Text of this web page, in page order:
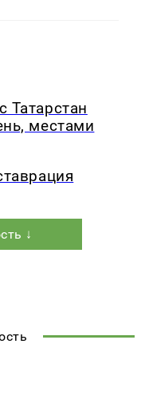
местами
↓